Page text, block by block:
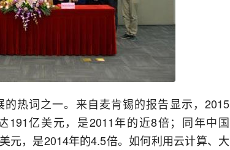
热词之一。来自麦肯锡的报告显示，2015
191亿美元，是2011年的近8倍；同年中国
元，是2014年的4.5倍。如何利用云计算、大